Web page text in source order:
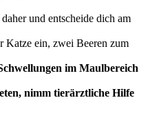
daher und entscheide dich am
Katze ein, zwei Beeren zum
im Maulbereich
nimm tierärztliche Hilfe